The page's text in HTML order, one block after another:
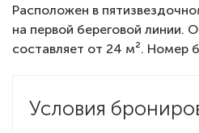
Расположен в
на первой береговой линии.
составляет от 24 м². Номер
Условия